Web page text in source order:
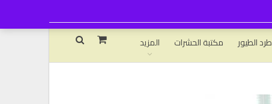
طرد الطيور مكتبة الحشرات المزيد